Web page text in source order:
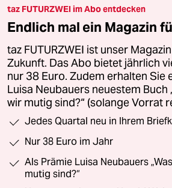
taz FUTURZWEI im Abo entdecken
Endlich mal ein Magazin
taz FUTURZWEI ist unser
Zukunft. Das Abo bietet jährlich
nur 38 Euro. Zudem erhalten Sie
Luisa Neubauers neuestem Buch
wir mutig sind?“ (solange Vorrat
Jedes Quartal neu in Ihrem
Nur 38 Euro im Jahr
Als Prämie Luisa Neubauers
mutig sind?“